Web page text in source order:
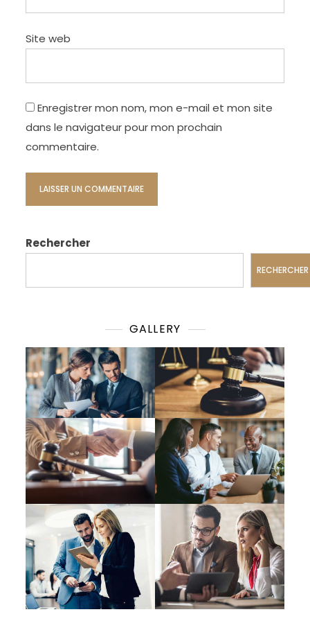
Site web
Enregistrer mon nom, mon e-mail et mon site
dans le navigateur pour mon prochain
commentaire.
Rechercher
RECHERCHER
GALLERY